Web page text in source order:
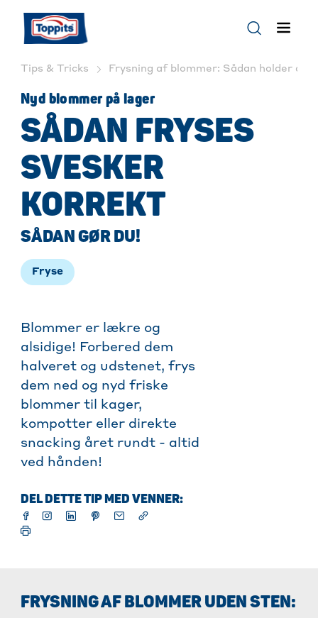
Tips & Tricks Frysning af blommer: Sådan holder du
Nyd blommer på lager
SÅDAN FRYSES
SVESKER
KORREKT
SÅDAN GØR DU!
Fryse
Blommer er lækre og
alsidige! Forbered dem
halveret og udstenet, frys
dem ned og nyd friske
blommer til kager,
kompotter eller direkte
snacking året rundt - altid
ved hånden!
DEL DETTE TIP MED VENNER:
FRYSNING AF BLOMMER UDEN STEN: